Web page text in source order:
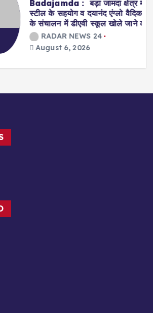
Badajamda : बड़ा जामदा क्षेत्र में टाटा
स्टील के सहयोग व दयानंद एंग्लो वैदिक संस्था
के संचालन में डीएवी स्कूल खोले जाने की मांग
RADAR NEWS 24
August 6, 2026